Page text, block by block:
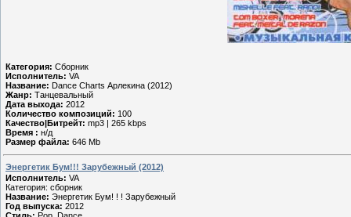
Категория: Сборник
Исполнитель: VA
Название: Dance Charts Арлекина (2012)
Жанр: Танцевальный
Дата выхода: 2012
Количество композиций: 100
Качество|Битрейт: mp3 | 265 kbps
Время : н/д
Размер файла: 646 Mb
Энергетик Бум!!! Зарубежный (2012)
Исполнитель: VA
Категория: сборник
Название: Энергетик Бум! ! ! Зарубежный
Год выпуска: 2012